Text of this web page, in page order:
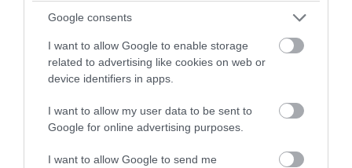
Google consents
I want to allow Google to enable storage
related to advertising like cookies on web or
device identifiers in apps.
I want to allow my user data to be sent to
Google for online advertising purposes.
I want to allow Google to send me
PRONEWS.GR /ΤΟΥΡΚΙΑ
Τουρκάλα τραγουδίστρια βγήκε στην
σκηνή με αποκαλυπτικό φόρεμα και…
ξεχνώντας να φορέσει εσώρουχο!